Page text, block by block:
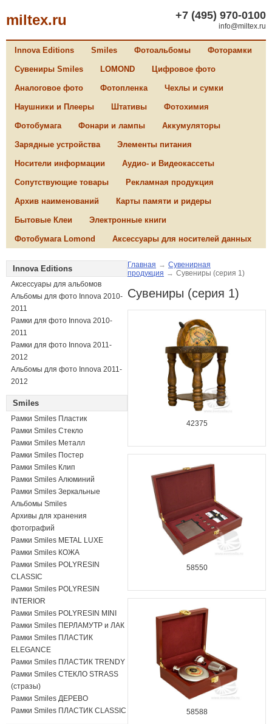
miltex.ru +7 (495) 970-0100
info@miltex.ru
Innova Editions Smiles Фотоальбомы Фоторамки
Сувениры Smiles LOMOND Цифровое фото
Аналоговое фото Фотопленка Чехлы и сумки
Наушники и Плееры Штативы Фотохимия
Фотобумага Фонари и лампы Аккумуляторы
Зарядные устройства Элементы питания
Носители информации Аудио- и Видеокассеты
Сопутствующие товары Рекламная продукция
Архив наименований Карты памяти и ридеры
Бытовые Клеи Электронные книги
Фотобумага Lomond Аксессуары для носителей данных
Innova Editions
Аксессуары для альбомов
Альбомы для фото Innova 2010-
2011
Рамки для фото Innova 2010-
2011
Рамки для фото Innova 2011-
2012
Альбомы для фото Innova 2011-
2012
Smiles
Рамки Smiles Пластик
Рамки Smiles Стекло
Рамки Smiles Металл
Рамки Smiles Постер
Рамки Smiles Клип
Рамки Smiles Алюминий
Рамки Smiles Зеркальные
Альбомы Smiles
Архивы для хранения
фотографий
Рамки Smiles METAL LUXE
Рамки Smiles КОЖА
Рамки Smiles POLYRESIN
CLASSIC
Рамки Smiles POLYRESIN
INTERIOR
Рамки Smiles POLYRESIN MINI
Рамки Smiles ПЕРЛАМУТР и ЛАК
Рамки Smiles ПЛАСТИК
ELEGANCE
Рамки Smiles ПЛАСТИК TRENDY
Рамки Smiles СТЕКЛО STRASS
(стразы)
Рамки Smiles ДЕРЕВО
Рамки Smiles ПЛАСТИК CLASSIC
Главная → Сувенирная
продукция → Сувениры (серия 1)
Сувениры (серия 1)
42375
58550
58588